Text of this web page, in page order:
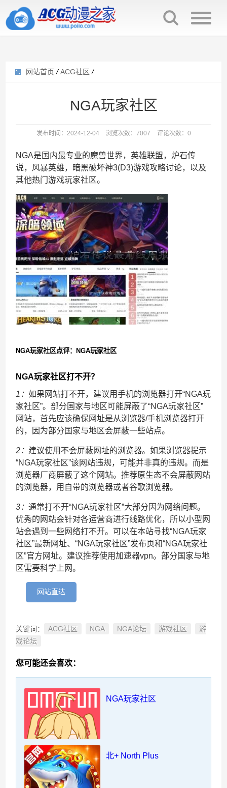
网站首页 / ACG社区 /
NGA玩家社区
发布时间：2024-12-04 浏览次数：7007 评论次数：0
NGA是国内最专业的魔兽世界，英雄联盟，炉石传
说，风暴英雄，暗黑破坏神3(D3)游戏攻略讨论，以及
其他热门游戏玩家社区。
NGA玩家社区点评：NGA玩家社区
NGA玩家社区打不开？
1：如果网站打不开，建议用手机的浏览器打开“NGA玩
家社区”。部分国家与地区可能屏蔽了“NGA玩家社区”
网站，首先应该确保网址是从浏览器/手机浏览器打开
的，因为部分国家与地区会屏蔽一些站点。
2： 建议使用不会屏蔽网址的浏览器。如果浏览器提示
“NGA玩家社区”该网站违规，可能并非真的违规。而是
浏览器厂商屏蔽了这个网站。推荐原生态不会屏蔽网站
的浏览器，用自带的浏览器或者谷歌浏览器。
3：通常打不开“NGA玩家社区”大部分因为网络问题。
优秀的网站会针对各运营商进行线路优化，所以小型网
站会遇到一些网络打不开。可以在本站寻找“NGA玩家
社区”最新网址、“NGA玩家社区”发布页和“NGA玩家社
区”官方网址。建议推荐使用加速器vpn。部分国家与地
区需要科学上网。
网站直达
关键词： ACG社区 NGA NGA论坛 游戏社区
游
戏论坛
您可能还会喜欢：
NGA玩家社区
北+ North Plus